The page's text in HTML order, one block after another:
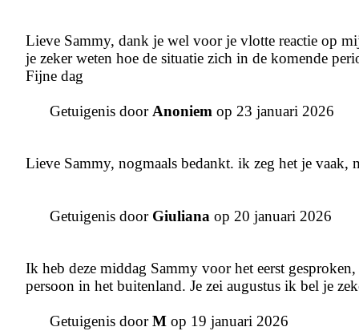
Lieve Sammy, dank je wel voor je vlotte reactie op
je zeker weten hoe de situatie zich in de komende
Fijne dag
Getuigenis doorAnoniem op 23 januari 2026
Lieve Sammy, nogmaals bedankt. ik zeg het je
Getuigenis door Giuliana op 20 januari 2026
Ik heb deze middag Sammy voor het eerst
persoon in het buitenland. Je zei augustus ik bel je
Getuigenis doorM op 19 januari 2026